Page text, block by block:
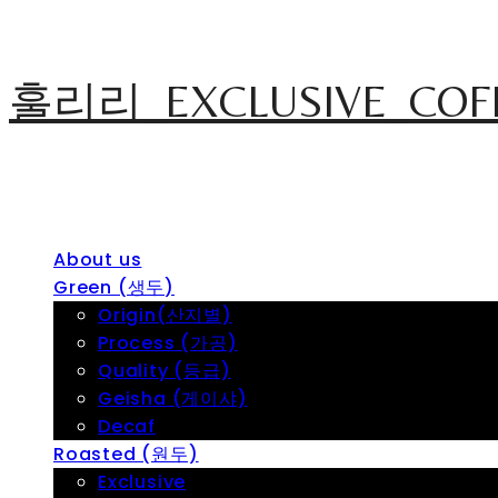
훌리리
About us
Green (생두)
Origin(산지별)
Process (가공)
Quality (등급)
Geisha (게이샤)
Decaf
Roasted (원두)
Exclusive